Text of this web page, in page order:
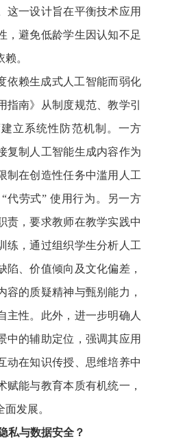
这一设计旨在平衡技术应用
，避免低龄学生因认知不足
。
依赖生成式人工智能而弱化
指南》从制度规范、教学引
立系统性防范机制。一方
复制人工智能生成内容作为
制在创造性任务中滥用人工
代劳式” 使用行为。另一方
责，要求教师在教学实践中
练，通过组织学生分析人工
陷、价值倾向及文化偏差，
容的质疑精神与甄别能力，
主性。此外，进一步明确人
中的辅助定位，强调其应用
动在知识传授、思维培养中
赋能与教育本质有机统一，
发展。
私与数据安全？